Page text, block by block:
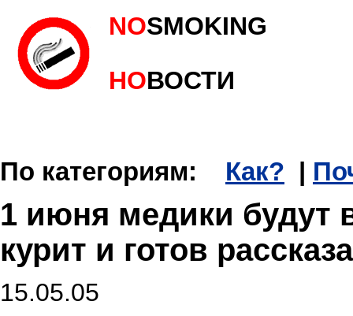
NOSMOKING
НОВОСТИ
По категориям: Как?
1 июня медики будут
курит и готов
15.05.05